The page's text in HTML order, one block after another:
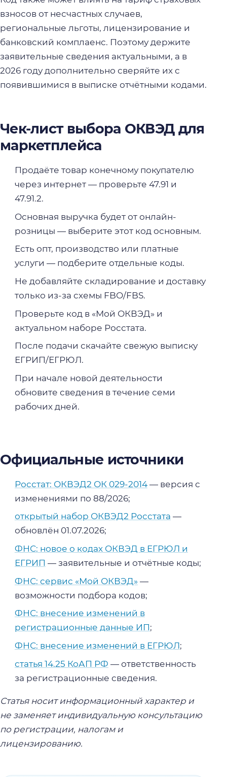
взносов от несчастных случаев,
региональные льготы, лицензирование и
банковский комплаенс. Поэтому держите
заявительные сведения актуальными, а в
2026 году дополнительно сверяйте их с
появившимися в выписке отчётными кодами.
Чек-лист выбора ОКВЭД для
маркетплейса
Продаёте товар конечному покупателю
через интернет — проверьте 47.91 и
47.91.2.
Основная выручка будет от онлайн-
розницы — выберите этот код основным.
Есть опт, производство или платные
услуги — подберите отдельные коды.
Не добавляйте складирование и доставку
только из-за схемы FBO/FBS.
Проверьте код в «Мой ОКВЭД» и
актуальном наборе Росстата.
После подачи скачайте свежую выписку
ЕГРИП/ЕГРЮЛ.
При начале новой деятельности
обновите сведения в течение семи
рабочих дней.
Официальные источники
Росстат: ОКВЭД2 ОК 029-2014— версия с
изменениями по 88/2026;
открытый набор ОКВЭД2 Росстата —
обновлён 01.07.2026;
ФНС: новое о кодах ОКВЭД в ЕГРЮЛ и
ЕГРИП — заявительные и отчётные коды;
ФНС: сервис «Мой ОКВЭД» —
возможности подбора кодов;
ФНС: внесение изменений в
регистрационные данные ИП;
ФНС: внесение изменений в ЕГРЮЛ;
статья 14.25 КоАП РФ — ответственность
за регистрационные сведения.
Статья носит информационный характер и
не заменяет индивидуальную консультацию
по регистрации, налогам и
лицензированию.